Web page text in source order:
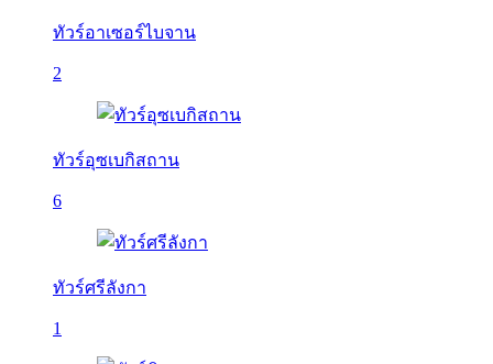
ทัวร์อาเซอร์ไบจาน
2
ทัวร์อุซเบกิสถาน
6
ทัวร์ศรีลังกา
1